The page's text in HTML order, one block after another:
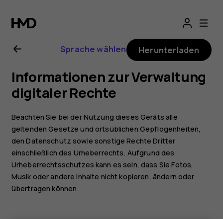
Nokia
T20 Sprache wählen Herunterladen
Informationen zur Verwaltung
digitaler Rechte
Beachten Sie bei der Nutzung dieses Geräts alle
geltenden Gesetze und ortsüblichen Gepflogenheiten,
den Datenschutz sowie sonstige Rechte Dritter
einschließlich des Urheberrechts. Aufgrund des
Urheberrechtsschutzes kann es sein, dass Sie Fotos,
Musik oder andere Inhalte nicht kopieren, ändern oder
übertragen können.